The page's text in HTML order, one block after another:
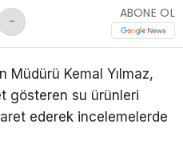
Facebook
-
ABONE OL
Müdürü Kemal Yılmaz,
gösteren su ürünleri
ederek incelemelerde